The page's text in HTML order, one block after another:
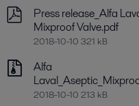
Press release_Alfa
Mixproof Valve.pdf
2018-10-10 321 kB
Alfa
2018-10-10 213 kB